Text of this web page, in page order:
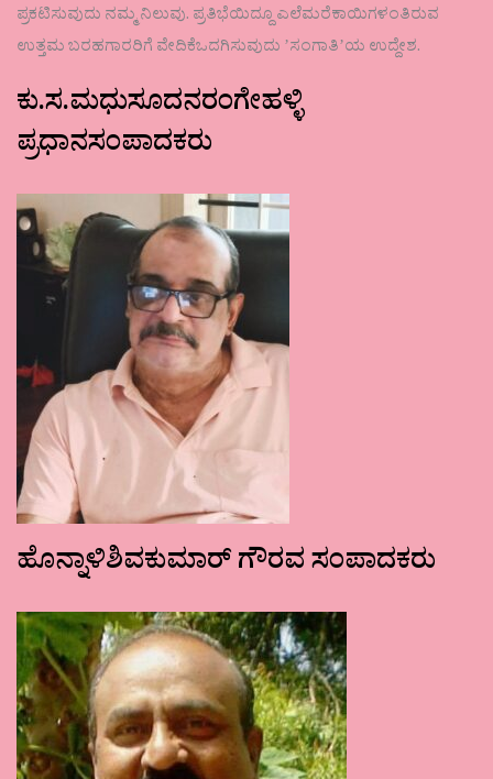
ಪ್ರಕಟಿಸುವುದು ನಮ್ಮ ನಿಲುವು. ಪ್ರತಿಭೆಯಿದ್ದೂ ಎಲೆಮರೆಕಾಯಿಗಳಂತಿರುವ
ಉತ್ತಮ ಬರಹಗಾರರಿಗೆ ವೇದಿಕೆಒದಗಿಸುವುದು ʼಸಂಗಾತಿʼಯ ಉದ್ದೇಶ.
ಕು.ಸ.ಮಧುಸೂದನರಂಗೇಹಳ್ಳಿ
ಪ್ರಧಾನಸಂಪಾದಕರು
ಹೊನ್ನಾಳಿಶಿವಕುಮಾರ್ ಗೌರವ ಸಂಪಾದಕರು